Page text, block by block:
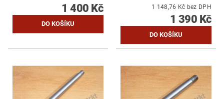
1 400 Kč 1 148,76 Kč bez DPH
1 390 Kč